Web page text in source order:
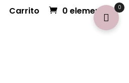
Carrito 0 elementos 0